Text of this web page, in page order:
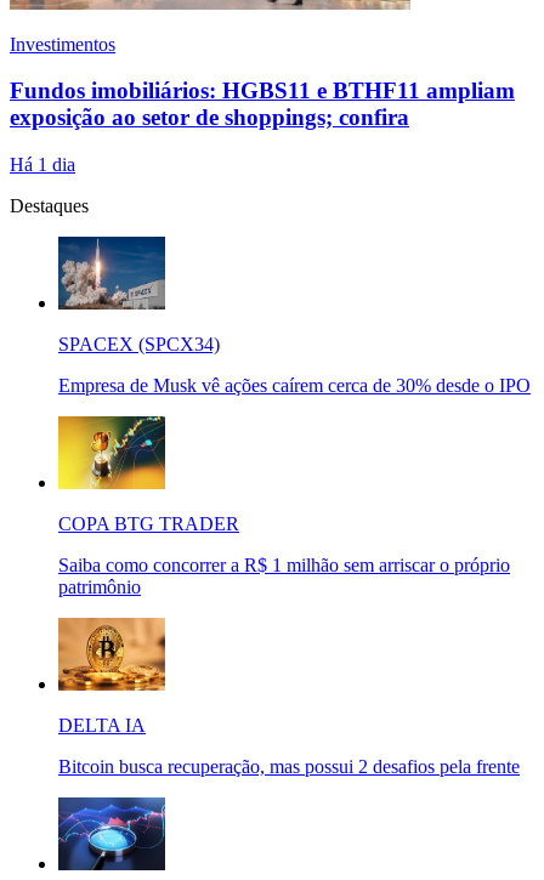
Investimentos
Fundos imobiliários: HGBS11 e BTHF11 ampliam
exposição ao setor de shoppings; confira
Há 1 dia
Destaques
SPACEX (SPCX34)
Empresa de Musk vê ações caírem cerca de 30% desde o IPO
COPA BTG TRADER
Saiba como concorrer a R$ 1 milhão sem arriscar o próprio
patrimônio
DELTA IA
Bitcoin busca recuperação, mas possui 2 desafios pela frente